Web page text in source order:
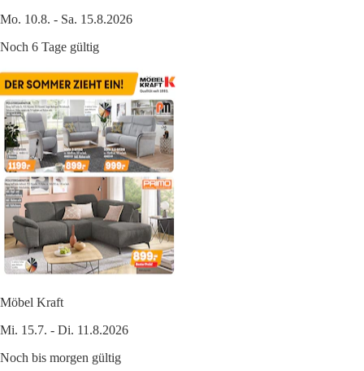
Mo. 10.8. - Sa. 15.8.2026
Noch 6 Tage gültig
Möbel Kraft
Mi. 15.7. - Di. 11.8.2026
Noch bis morgen gültig